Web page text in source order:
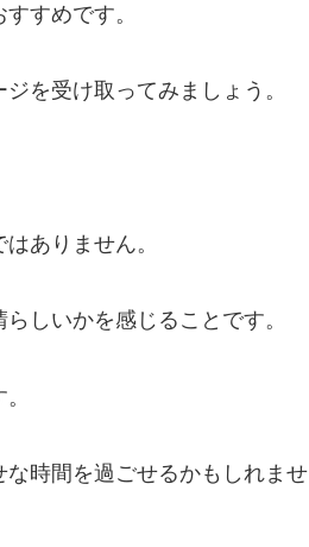
すめです。
を受け取ってみましょう。
ありません。
しいかを感じることです。
時間を過ごせるかもしれませ